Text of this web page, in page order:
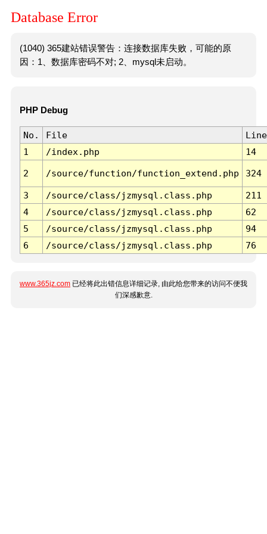
Database Error
(1040) 365建站错误警告：连接数据库失败，可能的原
因：1、数据库密码不对; 2、mysql未启动。
PHP Debug
No. File
Line
1
/index.php 14
2 /source/function/function_extend.php 324
3 /source/class/jzmysql.class.php
211
4
/source/class/jzmysql.class.php
62
5
/source/class/jzmysql.class.php
94
6
/source/class/jzmysql.class.php 76
www.365jz.com 已经将此出错信息详细记录, 由此给您带来的访问不便我
们深感歉意.